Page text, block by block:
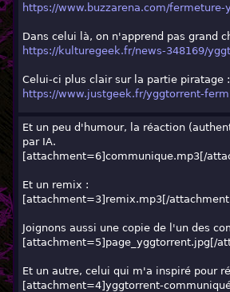
https://www.buzzarena.com/fermeture-
Dans celui là, on n'apprend pas grand
https://kulturegeek.fr/news-348169/
Celui-ci plus clair sur la partie piratage :
https://www.justgeek.fr/yggtorrent-
Et un peu d'humour, la réaction
par IA.
[attachment=6]communique.mp3[/
Et un remix :
[attachment=3]remix.mp3[/
Joignons aussi une copie de l'un des
[attachment=5]page_yggtorrent.jpg[/
Et un autre, celui qui m'a inspiré pour
[attachment=4]yggtorrent-